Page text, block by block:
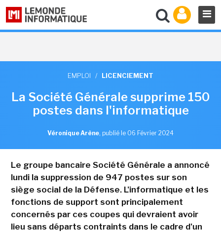
EMPLOI / LICENCIEMENT
La Société Générale supprime 150
postes dans l'informatique
Véronique Arène, publié le 06 Février 2024
Le groupe bancaire Société Générale a annoncé
lundi la suppression de 947 postes sur son
siège social de la Défense. L'informatique et les
fonctions de support sont principalement
concernés par ces coupes qui devraient avoir
lieu sans départs contraints dans le cadre d'un